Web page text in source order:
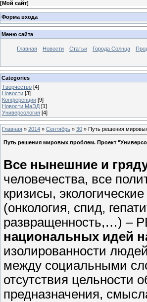
[Мой сайт]
Форма входа
Меню сайта
Главная Новости Статьи Города Солнца
Categories
Творчество [4]
Новости [3]
Конференции [9]
Новости МаЭД [1]
Универсология [4]
Главная » 2014 » Сентябрь » 30 » Путь решения
Путь решения мировых проблем. Проект
Все нынешние и
человечества, все
кризисы,
(онкология, спид,
развращенность,…) –
национальных идей
изолированности
между социальными
отсутствия цельности
предназначения,